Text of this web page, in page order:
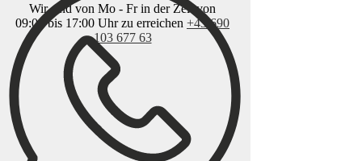
Wir sind von Mo - Fr in der Zeit von
09:00 bis 17:00 Uhr zu erreichen +43 690
103 677 63